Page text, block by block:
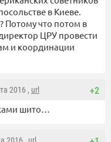
в Киеве.
Потому что потом в
ЦРУ провести
и координации
+2
2016 , url
шито…